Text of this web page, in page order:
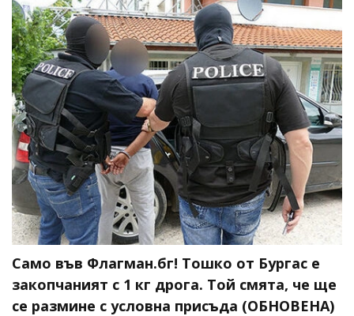
Само във Флагман.бг! Тошко от Бургас е
закопчаният с 1 кг дрога. Той смята, че ще
се размине с условна присъда (ОБНОВЕНА)